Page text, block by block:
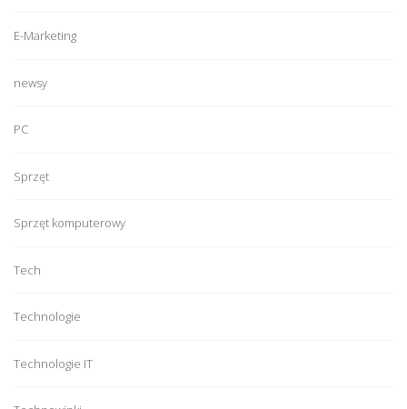
E-Marketing
newsy
PC
Sprzęt
Sprzęt komputerowy
Tech
Technologie
Technologie IT